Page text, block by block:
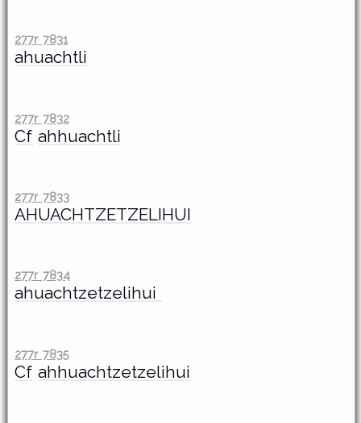
277r 7831
ahuachtli
277r 7832
Cf ahhuachtli
277r 7833
AHUACHTZETZELIHUI
277r 7834
ahuachtzetzelihui
277r 7835
Cf ahhuachtzetzelihui